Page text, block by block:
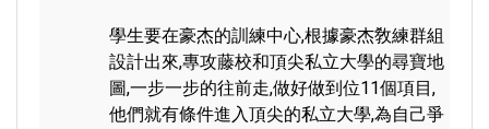
學生要在豪杰的訓練中心,根據豪杰敎練群組
設計出來,專攻藤校和頂尖私立大學的尋寶地
圖,一步一步的往前走,做好做到位11個項目,
他們就有條件進入頂尖的私立大學,為自己爭